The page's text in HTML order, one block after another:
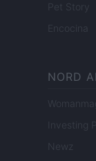
Pet Story
Encocina
NORD
Investing
Newz